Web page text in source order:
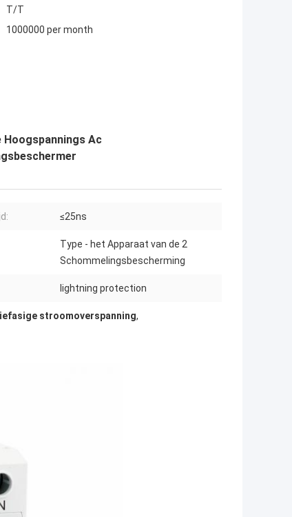
T/T
1000000 per month
Hoogspannings Ac
≤25ns
Type - het Apparaat van de 2
Schommelingsbescherming
lightning protection
stroomoverspanning,